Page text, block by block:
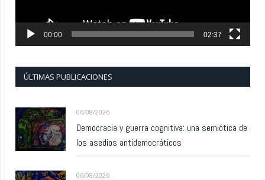
00:00 02:37
ÚLTIMAS PUBLICACIONES
06/08/2026
Democracia y guerra cognitiva: una semiótica de
los asedios antidemocráticos
06/08/2026